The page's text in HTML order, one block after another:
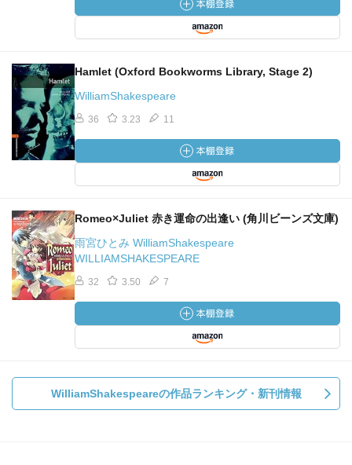
Hamlet (Oxford Bookworms Library, Stage 2)
WilliamShakespeare
36 3.23 11
Romeo×Juliet 赤き運命の出逢い (角川ビーンズ文庫)
雨宮ひとみ WilliamShakespeare
WILLIAMSHAKESPEARE
32 3.50 7
WilliamShakespeareの作品ランキング・新刊情報